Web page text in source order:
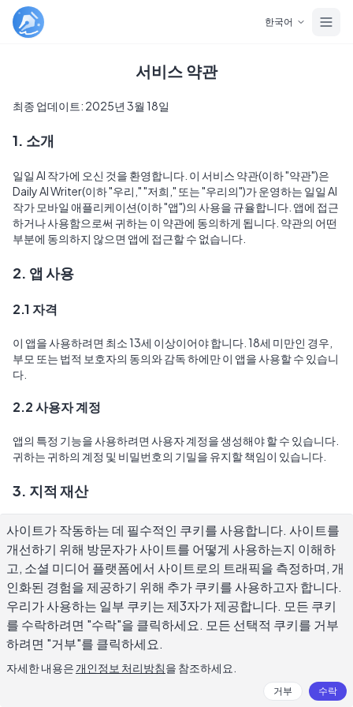
한국어
서비스 약관
최종 업데이트: 2025년 3월 18일
1. 소개
일일 AI 작가에 오신 것을 환영합니다. 이 서비스 약관(이하 "약관")은
Daily AI Writer(이하 "우리," "저희," 또는 "우리의")가 운영하는 일일 AI
작가 모바일 애플리케이션(이하 "앱")의 사용을 규율합니다. 앱에 접근
하거나 사용함으로써 귀하는 이 약관에 동의하게 됩니다. 약관의 어떤
부분에 동의하지 않으면 앱에 접근할 수 없습니다.
2. 앱 사용
2.1 자격
이 앱을 사용하려면 최소 13세 이상이어야 합니다. 18세 미만인 경우,
부모 또는 법적 보호자의 동의와 감독 하에만 이 앱을 사용할 수 있습니
다.
2.2 사용자 계정
앱의 특정 기능을 사용하려면 사용자 계정을 생성해야 할 수 있습니다.
귀하는 귀하의 계정 및 비밀번호의 기밀을 유지할 책임이 있습니다.
3. 지적 재산
3.1 앱 콘텐츠
앱의 콘텐츠, 기능 및 기능은 Daily AI Writer의 소유이며 국제 저작권,
상표, 특허, 영업 비밀 및 기타 지적 재산 또는 독점 권리 법률에 의해 보
호됩니다.
3.2 사용자 생성 콘텐츠
은 귀하에게 있습니다. 당사는 귀하의 콘텐츠에 대한 어떠한 권리, 소
유권 또는 라이선스도 주장하지 않습니다. 귀하의 콘텐츠는 앱 서비스
사이트가 작동하는 데 필수적인 쿠키를 사용합니다. 사이트를
개선하기 위해 방문자가 사이트를 어떻게 사용하는지 이해하
고, 소셜 미디어 플랫폼에서 사이트로의 트래픽을 측정하며, 개
인화된 경험을 제공하기 위해 추가 쿠키를 사용하고자 합니다.
우리가 사용하는 일부 쿠키는 제3자가 제공합니다. 모든 쿠키
를 수락하려면 "수락"을 클릭하세요. 모든 선택적 쿠키를 거부
하려면 "거부"를 클릭하세요.
자세한 내용은 개인정보 처리방침을 참조하세요.
거부 수락